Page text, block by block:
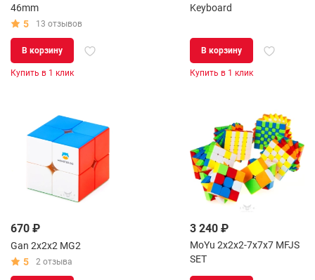
46mm
5
13 отзывов
В корзину
Купить в 1 клик
Keyboard
В корзину
Купить в 1 клик
670 ₽
Gan 2x2x2 MG2
5
2 отзыва
3 240 ₽
MoYu 2x2x2-7x7x7 MFJS
SET